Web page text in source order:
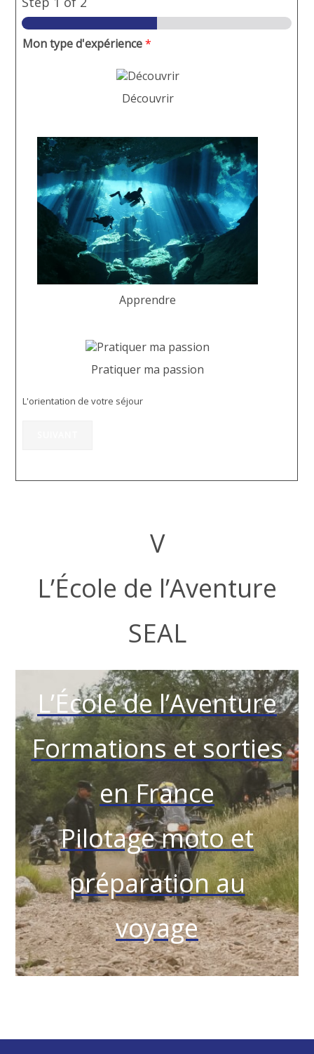
Mon type d'expérience*
Découvrir
Apprendre
Pratiquer ma passion
L'orientation de votre séjour
V
L’École de l’Aventure
SEAL
L’École de l’Aventure
Formations et sorties
en France
Pilotage moto et
préparation au
voyage